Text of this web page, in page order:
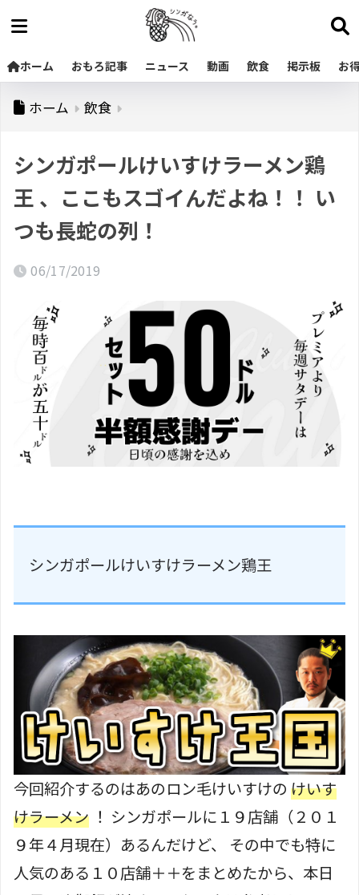
ホーム おもろ記事 ニュース 動画 飲食 掲示板 お
ホーム 飲食
シンガポールけいすけラーメン鶏
王 、ここもスゴイんだよね！！ い
つも長蛇の列！
06/17/2019
シンガポールけいすけラーメン鶏王
今回紹介するのはあのロン毛けいすけの けいす
けラーメン ！ シンガポールに１９店舗（２０１
９年４月現在）あるんだけど、 その中でも特に
人気のある１０店舗＋＋をまとめたから、本日